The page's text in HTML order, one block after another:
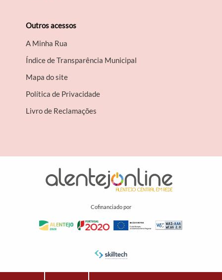
Outros acessos
A Minha Rua
Índice de Transparência Municipal
Mapa do site
Política de Privacidade
Livro de Reclamações
Cofinanciado por